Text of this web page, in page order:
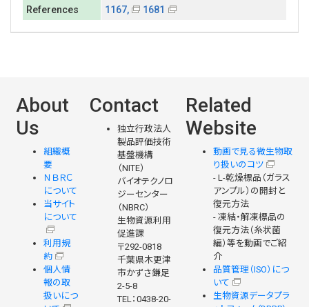
References
1167, 1681
About
Us
組織概
要
ＮＢＲＣ
について
当サイト
について
利用規
約
個人情
報の取
扱いにつ
Contact
独立行政法人
製品評価技術
基盤機構
（NITE）
バイオテクノロ
ジーセンター
（NBRC）
生物資源利用
促進課
〒292-0818
千葉県木更津
市かずさ鎌足
2-5-8
TEL：0438-20-
Related
Website
動画で見る微生物取
り扱いのコツ
- L-乾燥標品（ガラス
アンプル）の開封と
復元方法
- 凍結・解凍標品の
復元方法（糸状菌
編）等を動画でご紹
介
品質管理（ISO）につ
いて
生物資源データプラ